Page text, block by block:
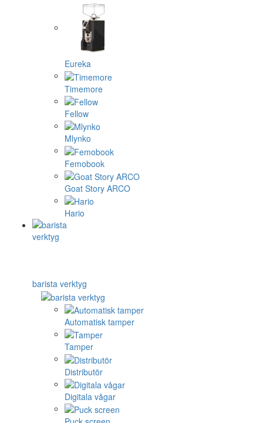
Eureka
Timemore
Fellow
Mlynko
Femobook
Goat Story ARCO
Hario
barista verktyg
Automatisk tamper
Tamper
Distributör
Digitala vågar